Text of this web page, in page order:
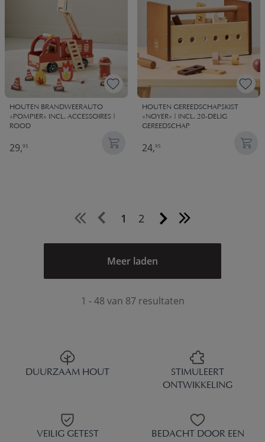
HOUTEN BRANDWEERAUTO
«POMPIER» INCL. ACCESSOIRES |
ROOD
29,95
HOUTEN GEREEDSCHAPSKIST
«NOYER» | INCL. 20-DELIG
GEREEDSCHAP
24,95
1 2
Meer laden
1 - 48 van 87 resultaten
DUURZAAM HOUT
STIMULEERT
ONTWIKKELING
VEILIG GETEST
BEDACHT DOOR EEN